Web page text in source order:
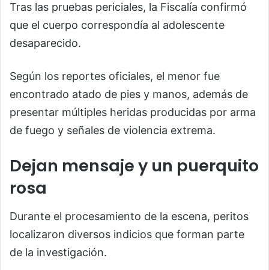
Tras las pruebas periciales, la Fiscalía confirmó
que el cuerpo correspondía al adolescente
desaparecido.
Según los reportes oficiales, el menor fue
encontrado atado de pies y manos, además de
presentar múltiples heridas producidas por arma
de fuego y señales de violencia extrema.
Dejan mensaje y un puerquito
rosa
Durante el procesamiento de la escena, peritos
localizaron diversos indicios que forman parte
de la investigación.